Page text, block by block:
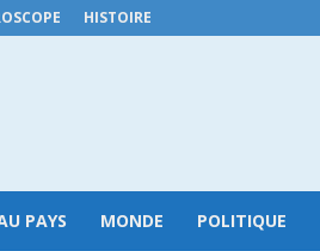
HISTOIRE
PAYS MONDE POLITIQUE